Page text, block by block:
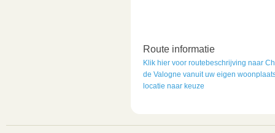
Route informatie
Klik hier voor routebeschrijving naar
de Valogne vanuit uw eigen
locatie naar keuze